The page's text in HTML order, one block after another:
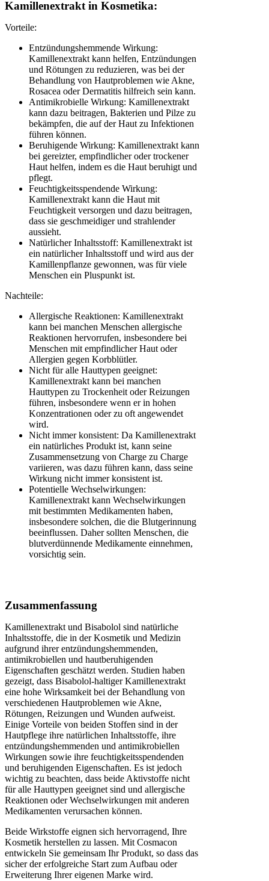
Kamillenextrakt in Kosmetika:
Vorteile:
Entzündungshemmende Wirkung:
Kamillenextrakt kann helfen, Entzündungen
und Rötungen zu reduzieren, was bei der
Behandlung von Hautproblemen wie Akne,
Rosacea oder Dermatitis hilfreich sein kann.
Antimikrobielle Wirkung: Kamillenextrakt
kann dazu beitragen, Bakterien und Pilze zu
bekämpfen, die auf der Haut zu Infektionen
führen können.
Beruhigende Wirkung: Kamillenextrakt kann
bei gereizter, empfindlicher oder trockener
Haut helfen, indem es die Haut beruhigt und
pflegt.
Feuchtigkeitsspendende Wirkung:
Kamillenextrakt kann die Haut mit
Feuchtigkeit versorgen und dazu beitragen,
dass sie geschmeidiger und strahlender
aussieht.
Natürlicher Inhaltsstoff: Kamillenextrakt ist
ein natürlicher Inhaltsstoff und wird aus der
Kamillenpflanze gewonnen, was für viele
Menschen ein Pluspunkt ist.
Nachteile:
Allergische Reaktionen: Kamillenextrakt
kann bei manchen Menschen allergische
Reaktionen hervorrufen, insbesondere bei
Menschen mit empfindlicher Haut oder
Allergien gegen Korbblütler.
Nicht für alle Hauttypen geeignet:
Kamillenextrakt kann bei manchen
Hauttypen zu Trockenheit oder Reizungen
führen, insbesondere wenn er in hohen
Konzentrationen oder zu oft angewendet
wird.
Nicht immer konsistent: Da Kamillenextrakt
ein natürliches Produkt ist, kann seine
Zusammensetzung von Charge zu Charge
variieren, was dazu führen kann, dass seine
Wirkung nicht immer konsistent ist.
Potentielle Wechselwirkungen:
Kamillenextrakt kann Wechselwirkungen
mit bestimmten Medikamenten haben,
insbesondere solchen, die die Blutgerinnung
beeinflussen. Daher sollten Menschen, die
blutverdünnende Medikamente einnehmen,
vorsichtig sein.
Zusammenfassung
Kamillenextrakt und Bisabolol sind natürliche
Inhaltsstoffe, die in der Kosmetik und Medizin
aufgrund ihrer entzündungshemmenden,
antimikrobiellen und hautberuhigenden
Eigenschaften geschätzt werden. Studien haben
gezeigt, dass Bisabolol-haltiger Kamillenextrakt
eine hohe Wirksamkeit bei der Behandlung von
verschiedenen Hautproblemen wie Akne,
Rötungen, Reizungen und Wunden aufweist.
Einige Vorteile von beiden Stoffen sind in der
Hautpflege ihre natürlichen Inhaltsstoffe, ihre
entzündungshemmenden und antimikrobiellen
Wirkungen sowie ihre feuchtigkeitsspendenden
und beruhigenden Eigenschaften. Es ist jedoch
wichtig zu beachten, dass beide Aktivstoffe nicht
für alle Hauttypen geeignet sind und allergische
Reaktionen oder Wechselwirkungen mit anderen
Medikamenten verursachen können.
Beide Wirkstoffe eignen sich hervorragend, Ihre
Kosmetik herstellen zu lassen. Mit Cosmacon
entwickeln Sie gemeinsam Ihr Produkt, so dass das
sicher der erfolgreiche Start zum Aufbau oder
Erweiterung Ihrer eigenen Marke wird.